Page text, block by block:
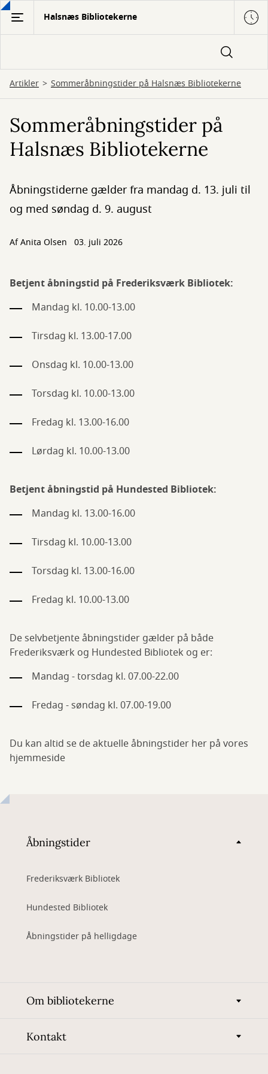
Gå
hovedindhold
Halsnæs Bibliotekerne
Artikler Sommeråbningstider på Halsnæs Bibliotekerne
Sommeråbningstider på
Halsnæs Bibliotekerne
Åbningstiderne gælder fra mandag d. 13. juli til
og med søndag d. 9. august
AfAnita Olsen 03. juli 2026
Betjent åbningstid på Frederiksværk Bibliotek:
Mandag kl. 10.00-13.00
Tirsdag kl. 13.00-17.00
Onsdag kl. 10.00-13.00
Torsdag kl. 10.00-13.00
Fredag kl. 13.00-16.00
Lørdag kl. 10.00-13.00
Betjent åbningstid på Hundested Bibliotek:
Mandag kl. 13.00-16.00
Tirsdag kl. 10.00-13.00
Torsdag kl. 13.00-16.00
Fredag kl. 10.00-13.00
De selvbetjente åbningstider gælder på både
Frederiksværk og Hundested Bibliotek og er:
Mandag - torsdag kl. 07.00-22.00
Fredag - søndag kl. 07.00-19.00
Du kan altid se de aktuelle åbningstider her på vores
hjemmeside
Åbningstider
Frederiksværk Bibliotek
Hundested Bibliotek
Åbningstider på helligdage
Om bibliotekerne
Kontakt